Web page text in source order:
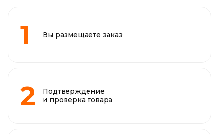
Вы размещаете заказ
Подтверждение
и проверка товара